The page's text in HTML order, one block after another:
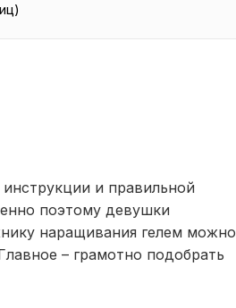
и правильной
поэтому девушки
наращивания гелем можно
– грамотно подобрать